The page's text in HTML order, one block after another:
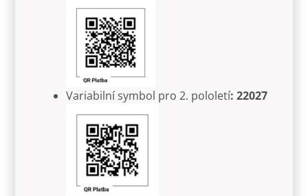
Variabilní symbol pro 2. pololetí: 22027